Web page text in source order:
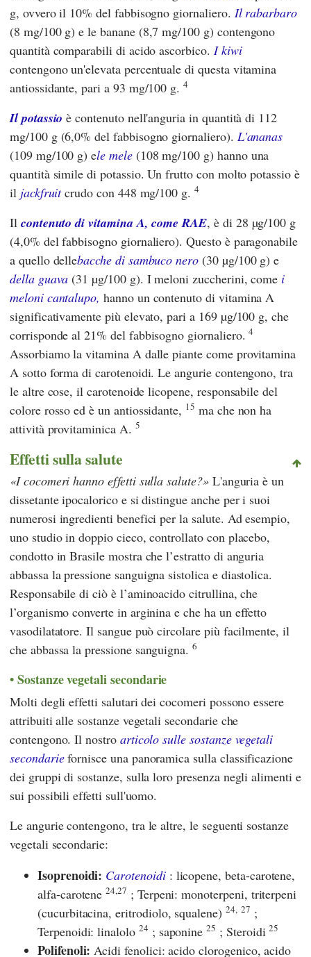
g, ovvero il 10% del fabbisogno giornaliero. Il rabarbaro
(8 mg/100 g) e le banane (8,7 mg/100 g) contengono
quantità comparabili di acido ascorbico. I kiwi
contengono un'elevata percentuale di questa vitamina
antiossidante, pari a 93 mg/100 g.4
Il potassio è contenuto nell'anguria in quantità di 112
mg/100 g (6,0% del fabbisogno giornaliero). L'ananas
(109 mg/100 g) ele mele(108 mg/100 g) hanno una
quantità simile di potassio. Un frutto con molto potassio è
il jackfruitcrudo con 448 mg/100 g.4
Il contenuto di vitamina A, come RAE, è di 28 µg/100 g
(4,0% del fabbisogno giornaliero). Questo è paragonabile
a quello dellebacche di sambuco nero (30 µg/100 g) e
della guava (31 µg/100 g). I meloni zuccherini, come i
meloni cantalupo, hanno un contenuto di vitamina A
significativamente più elevato, pari a 169 µg/100 g, che
corrisponde al 21% del fabbisogno giornaliero.4
Assorbiamo la vitamina A dalle piante come provitamina
A sotto forma di carotenoidi. Le angurie contengono, tra
le altre cose, il carotenoide licopene, responsabile del
colore rosso ed è un antiossidante, 15 ma che non ha
attività provitaminica A. 5
Effetti sulla salute
I cocomeri hanno effetti sulla salute? L'anguria è un
dissetante ipocalorico e si distingue anche per i suoi
numerosi ingredienti benefici per la salute. Ad esempio,
uno studio in doppio cieco, controllato con placebo,
condotto in Brasile mostra che l’estratto di anguria
abbassa la pressione sanguigna sistolica e diastolica.
Responsabile di ciò è l’aminoacido citrullina, che
l’organismo converte in arginina e che ha un effetto
vasodilatatore. Il sangue può circolare più facilmente, il
che abbassa la pressione sanguigna.6
Sostanze vegetali secondarie
Molti degli effetti salutari dei cocomeri possono essere
attribuiti alle sostanze vegetali secondarie che
contengono. Il nostro articolo sulle sostanze vegetali
secondariefornisce una panoramica sulla classificazione
dei gruppi di sostanze, sulla loro presenza negli alimenti e
sui possibili effetti sull'uomo.
Le angurie contengono, tra le altre, le seguenti sostanze
vegetali secondarie:
Isoprenoidi: Carotenoidi: licopene, beta-carotene,
alfa-carotene24,27 ; Terpeni: monoterpeni, triterpeni
(cucurbitacina, eritrodiolo, squalene) 24, 27 ;
Terpenoidi: linalolo 24 ; saponine25 ; Steroidi25
Polifenoli: Acidi fenolici: acido clorogenico, acido